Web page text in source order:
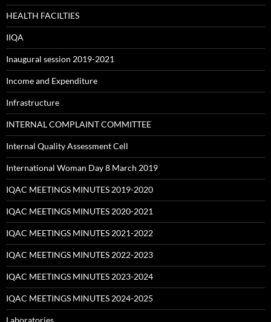
HEALTH FACILTIES
IIQA
Inaugural session 2019-2021
Income and Expenditure
Infrastructure
INTERNAL COMPLAINT COMMITTEE
Internal Quality Assessment Cell
International Woman Day 8 March 2019
IQAC MEETINGS MINUTES 2019-2020
IQAC MEETINGS MINUTES 2020-2021
IQAC MEETINGS MINUTES 2021-2022
IQAC MEETINGS MINUTES 2022-2023
IQAC MEETINGS MINUTES 2023-2024
IQAC MEETINGS MINUTES 2024-2025